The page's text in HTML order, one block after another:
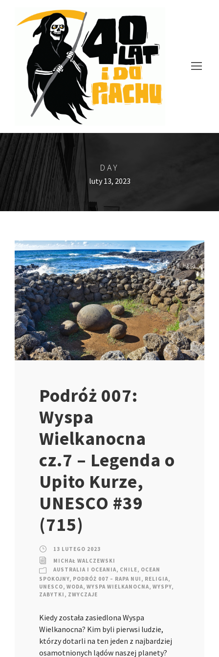
DAY
luty 13, 2023
Podróż 007:
Wyspa
Wielkanocna
cz.7 – Legenda o
Upito Kurze,
UNESCO #39
(715)
13 LUTEGO 2023
MICHAŁ WALCZEWSKI
AUSTRALIA I OCEANIA, CHILE, OCEAN
SPOKOJNY, PODRÓŻ 007 – RAPA NUI , RELIGIA,
UNESCO, WODA, WYSPA WIELKANOCNA, WYSPY,
ZABYTKI , ZWYCZAJE
Kiedy została zasiedlona Wyspa
Wielkanocna? Kim byli pierwsi ludzie,
którzy dotarli na ten jeden z najbardziej
osamotnionych lądów naszej planety?